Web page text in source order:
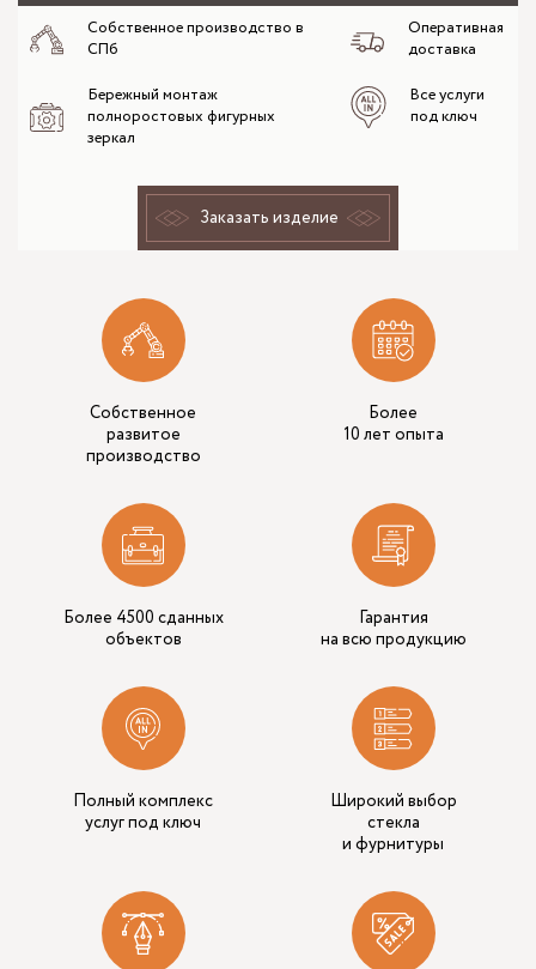
Собственное производство в
СПб
Оперативная
доставка
Бережный монтаж
полноростовых фигурных
зеркал
Все услуги
под ключ
Заказать изделие
Собственное
развитое
производство
Более
10 лет опыта
Более 4500 сданных
объектов
Гарантия
на всю продукцию
Полный комплекс
услуг под ключ
Широкий выбор
стекла
и фурнитуры